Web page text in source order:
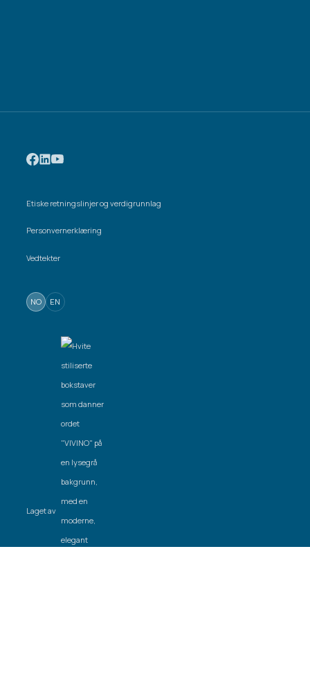
Etiske retningslinjer og verdigrunnlag
Personvernerklæring
Vedtekter
NO EN
Laget av